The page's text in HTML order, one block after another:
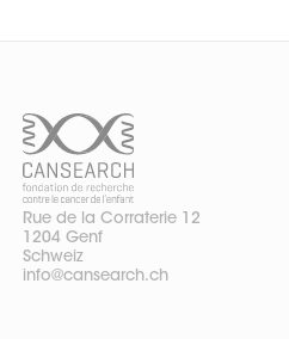
Rue de la Corraterie 12
1204 Genf
Schweiz
info@cansearch.ch